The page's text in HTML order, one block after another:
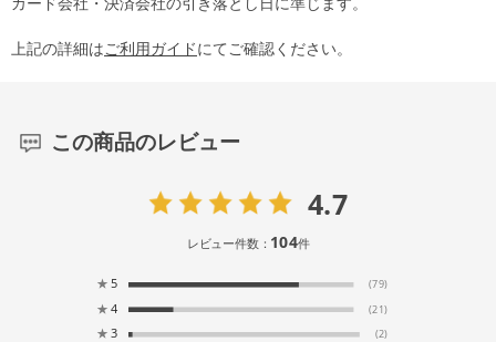
上記の詳細はご利用ガイドにてご確認ください。
この商品のレビュー
4.7
レビュー件数： 104件
★ 5 (79)
★ 4 (21)
★ 3 (2)